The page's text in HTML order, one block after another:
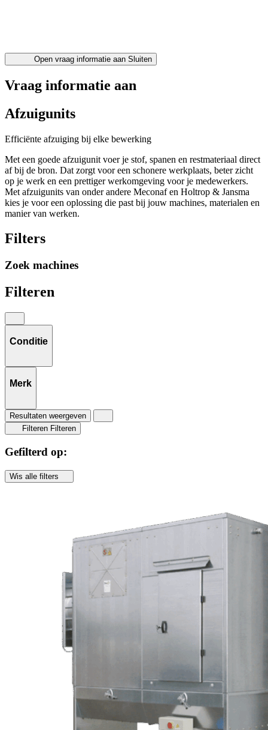
Open vraag informatie aan Sluiten
Vraag informatie aan
Afzuigunits
Efficiënte afzuiging bij elke bewerking
Met een goede afzuigunit voer je stof, spanen en restmateriaal direct
af bij de bron. Dat zorgt voor een schonere werkplaats, beter zicht
op je werk en een prettiger werkomgeving voor je medewerkers.
Met afzuigunits van onder andere Meconaf en Holtrop & Jansma
kies je voor een oplossing die past bij jouw machines, materialen en
manier van werken.
Filters
Zoek machines
Filteren
Conditie
Merk
Resultaten weergeven
Filteren Filteren
Gefilterd op:
Wis alle filters